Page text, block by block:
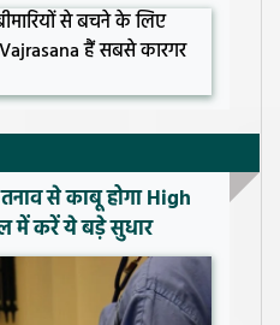
से काबू होगा High
में करें ये बड़े सुधार